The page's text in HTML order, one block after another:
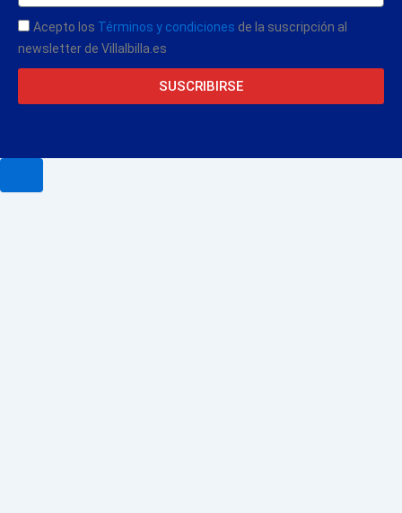
Acepto los Términos y condiciones de la suscripción al
newsletter de Villalbilla.es
SUSCRIBIRSE